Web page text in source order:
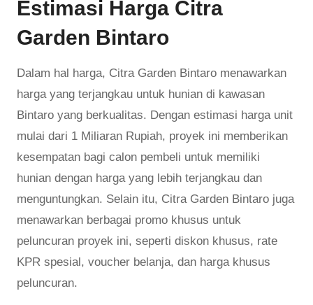
Estimasi Harga Citra
Garden Bintaro
Dalam hal harga, Citra Garden Bintaro menawarkan
harga yang terjangkau untuk hunian di kawasan
Bintaro yang berkualitas. Dengan estimasi harga unit
mulai dari 1 Miliaran Rupiah, proyek ini memberikan
kesempatan bagi calon pembeli untuk memiliki
hunian dengan harga yang lebih terjangkau dan
menguntungkan. Selain itu, Citra Garden Bintaro juga
menawarkan berbagai promo khusus untuk
peluncuran proyek ini, seperti diskon khusus, rate
KPR spesial, voucher belanja, dan harga khusus
peluncuran.